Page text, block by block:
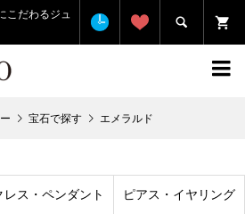
こだわるジュ


宝石で探す エメラルド
レス・ペンダント ピアス・イヤリング